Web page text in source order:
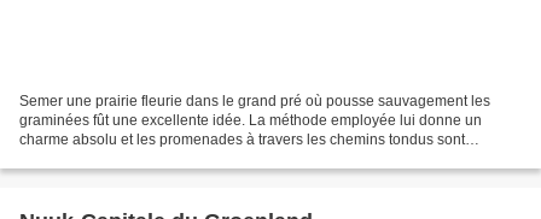
Semer une prairie fleurie dans le grand pré où pousse sauvagement les
graminées fût une excellente idée. La méthode employée lui donne un
charme absolu et les promenades à travers les chemins tondus sont